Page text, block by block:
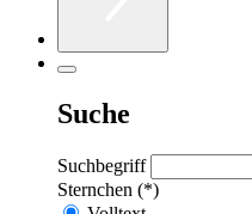
Suche
Suchbegriff
Sternchen (*)